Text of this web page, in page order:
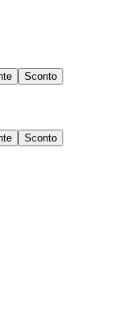
Sconto
Sconto